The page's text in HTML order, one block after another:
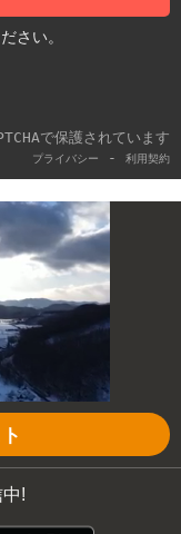
さい。
で保護されています
プライバシー - 利用契約
!